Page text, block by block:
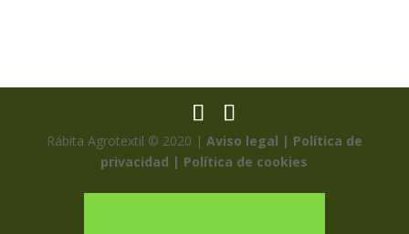
Rábita Agrotextil © 2020 | Aviso legal | Política de
privacidad | Política de cookies